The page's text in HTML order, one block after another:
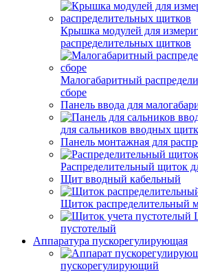
Крышка модулей для
распределительных щитков
Малогабаритный
сборе
Панель ввода для
для сальников вводных
Панель монтажная для
Распределительный щиток
Щит вводный кабельный
Щиток распределительный
пустотелый
Аппаратура пускорегулирующая
пускорегулирующий